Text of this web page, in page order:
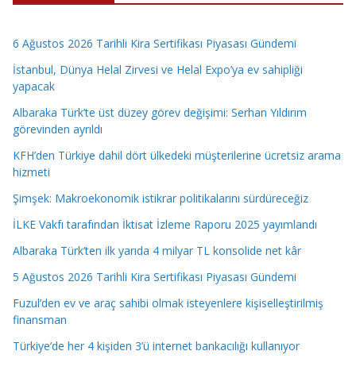
6 Ağustos 2026 Tarihli Kira Sertifikası Piyasası Gündemi
İstanbul, Dünya Helal Zirvesi ve Helal Expo’ya ev sahipliği
yapacak
Albaraka Türk’te üst düzey görev değişimi: Serhan Yıldırım
görevinden ayrıldı
KFH’den Türkiye dahil dört ülkedeki müşterilerine ücretsiz arama
hizmeti
Şimşek: Makroekonomik istikrar politikalarını sürdüreceğiz
İLKE Vakfı tarafından İktisat İzleme Raporu 2025 yayımlandı
Albaraka Türk’ten ilk yarıda 4 milyar TL konsolide net kâr
5 Ağustos 2026 Tarihli Kira Sertifikası Piyasası Gündemi
Fuzul’den ev ve araç sahibi olmak isteyenlere kişiselleştirilmiş
finansman
Türkiye’de her 4 kişiden 3’ü internet bankacılığı kullanıyor